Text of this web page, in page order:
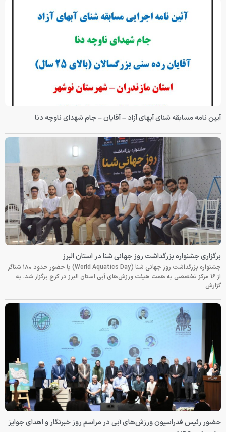
آیین نامه مسابقه شنای آبهای آزاد – آقایان – جام شهدای ناوچه دنا
برگزاری جشنواره بزرگداشت روز جهانی شنا در استان البرز
جشنواره بزرگداشت روز جهانی شنا (World Aquatics Day) با حضور حدود ۱۸۰ شناگر
از ۱۶ مرکز تخصصی به همت هیئت ورزش‌های آبی استان البرز در کرج برگزار شد. به
گزارش
حضور رئیس فدراسیون ورزش‌های آبی در مراسم روز خبرنگار و اهدای جوایز